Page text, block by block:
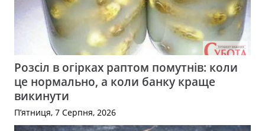
Розсіл в огірках раптом помутнів: коли
це нормально, а коли банку краще
викинути
П’ятниця, 7 Серпня, 2026